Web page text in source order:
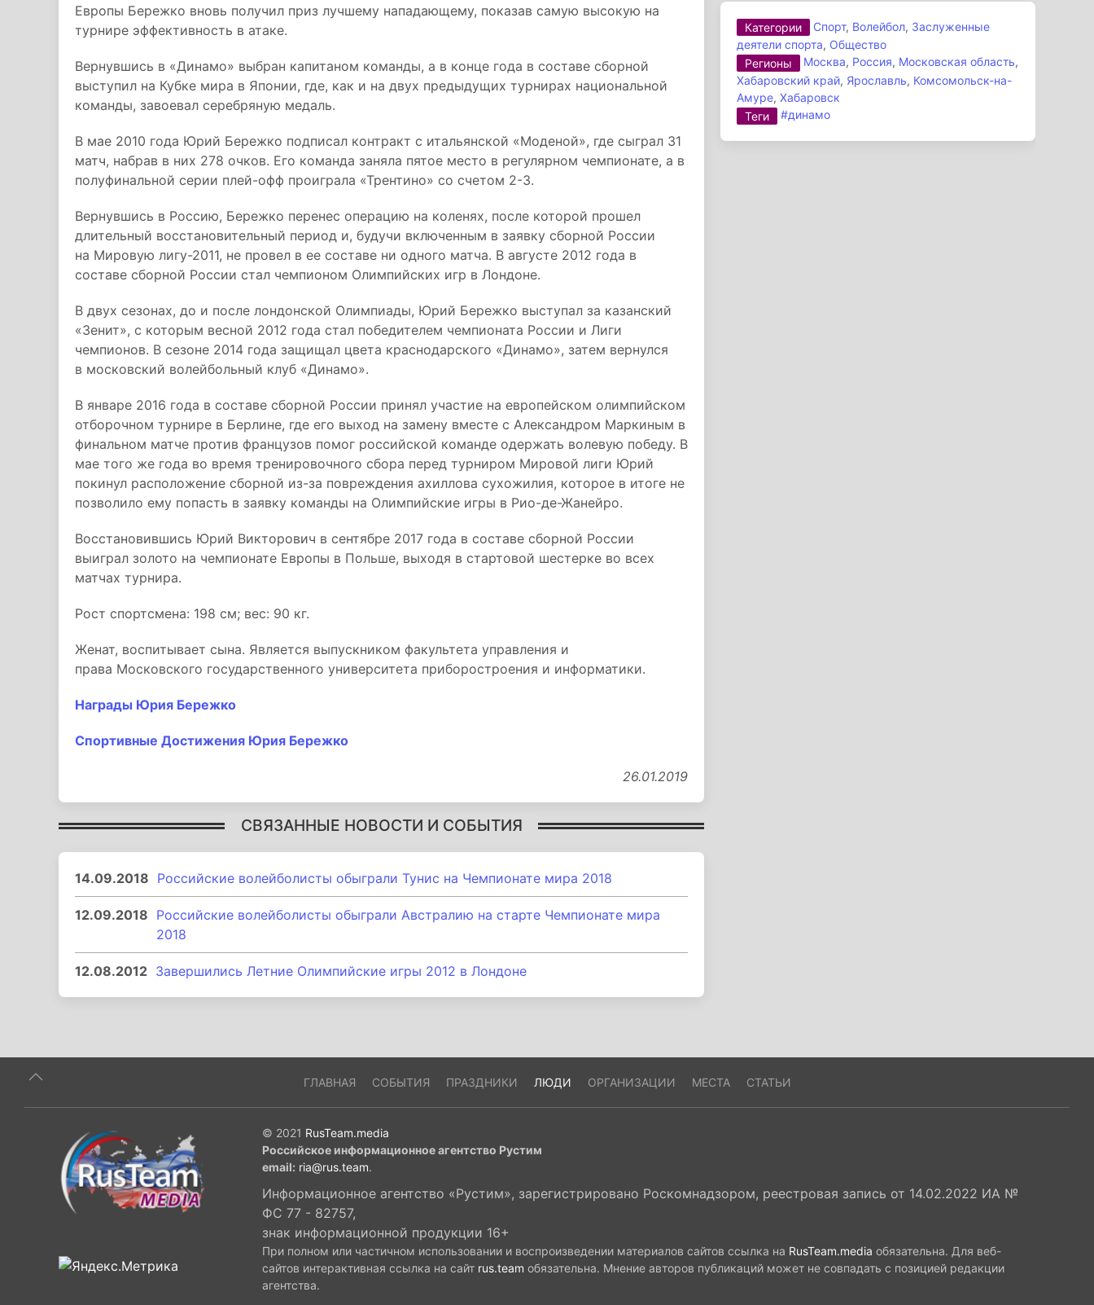
Европы Бережко вновь получил приз лучшему нападающему, показав самую высокую на
турнире эффективность в атаке.
Вернувшись в «Динамо» выбран капитаном команды, а в конце года в составе сборной
выступил на Кубке мира в Японии, где, как и на двух предыдущих турнирах национальной
команды, завоевал серебряную медаль.
В мае 2010 года Юрий Бережко подписал контракт с итальянской «Моденой», где сыграл 31
матч, набрав в них 278 очков. Его команда заняла пятое место в регулярном чемпионате, а в
полуфинальной серии плей-офф проиграла «Трентино» со счетом 2-3.
Вернувшись в Россию, Бережко перенес операцию на коленях, после которой прошел
длительный восстановительный период и, будучи включенным в заявку сборной России
на Мировую лигу-2011, не провел в ее составе ни одного матча. В августе 2012 года в
составе сборной России стал чемпионом Олимпийских игр в Лондоне.
В двух сезонах, до и после лондонской Олимпиады, Юрий Бережко выступал за казанский
«Зенит», с которым весной 2012 года стал победителем чемпионата России и Лиги
чемпионов. В сезоне 2014 года защищал цвета краснодарского «Динамо», затем вернулся
в московский волейбольный клуб «Динамо».
В январе 2016 года в составе сборной России принял участие на европейском олимпийском
отборочном турнире в Берлине, где его выход на замену вместе с Александром Маркиным в
финальном матче против французов помог российской команде одержать волевую победу. В
мае того же года во время тренировочного сбора перед турниром Мировой лиги Юрий
покинул расположение сборной из-за повреждения ахиллова сухожилия, которое в итоге не
позволило ему попасть в заявку команды на Олимпийские игры в Рио-де-Жанейро.
Восстановившись Юрий Викторович в сентябре 2017 года в составе сборной России
выиграл золото на чемпионате Европы в Польше, выходя в стартовой шестерке во всех
матчах турнира.
Рост спортсмена: 198 см; вес: 90 кг.
Женат, воспитывает сына. Является выпускником факультета управления и
права Московского государственного университета приборостроения и информатики.
Награды Юрия Бережко
Спортивные Достижения Юрия Бережко
26.01.2019
СВЯЗАННЫЕ НОВОСТИ И СОБЫТИЯ
14.09.2018 Российские волейболисты обыграли Тунис на Чемпионате мира 2018
12.09.2018 Российские волейболисты обыграли Австралию на старте Чемпионате мира
2018
12.08.2012 Завершились Летние Олимпийские игры 2012 в Лондоне
Категории Спорт, Волейбол, Заслуженные
деятели спорта, Общество
Регионы
Москва, Россия, Московская область,
Хабаровский край, Ярославль, Комсомольск-на-
Амуре,Хабаровск
Теги
#динамо
ГЛАВНАЯ СОБЫТИЯ ПРАЗДНИКИ ЛЮДИ ОРГАНИЗАЦИИ МЕСТА СТАТЬИ
© 2021 RusTeam.media
Российское информационное агентство Рустим
email: ria@rus.team.
Информационное агентство «Рустим», зарегистрировано Роскомнадзором, реестровая запись от 14.02.2022 ИА №
ФС 77 - 82757,
знак информационной продукции 16+
При полном или частичном использовании и воспроизведении материалов сайтов ссылка на RusTeam.media обязательна. Для веб-
сайтов интерактивная ссылка на сайт rus.team обязательна. Мнение авторов публикаций может не совпадать с позицией редакции
агентства.